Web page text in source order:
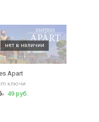
Apart
ключи
49 руб.